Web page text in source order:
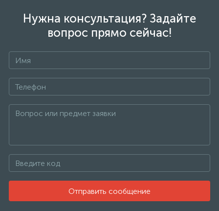
Нужна консультация? Задайте
вопрос прямо сейчас!
Отправить сообщение